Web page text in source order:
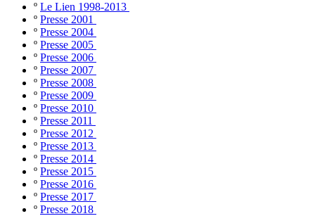
º Le Lien 1998-2013
º Presse 2001
º Presse 2004
º Presse 2005
º Presse 2006
º Presse 2007
º Presse 2008
º Presse 2009
º Presse 2010
º Presse 2011
º Presse 2012
º Presse 2013
º Presse 2014
º Presse 2015
º Presse 2016
º Presse 2017
º Presse 2018